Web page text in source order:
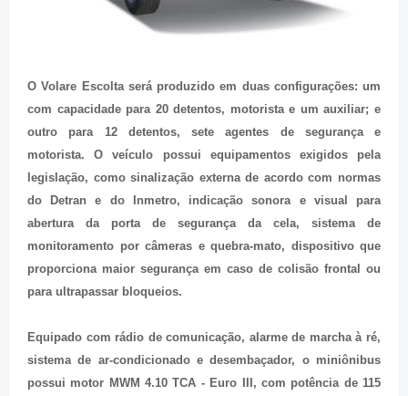
O Volare Escolta será produzido em duas configurações: um
com capacidade para 20 detentos, motorista e um auxiliar; e
outro para 12 detentos, sete agentes de segurança e
motorista. O veículo possui equipamentos exigidos pela
legislação, como sinalização externa de acordo com normas
do Detran e do Inmetro, indicação sonora e visual para
abertura da porta de segurança da cela, sistema de
monitoramento por câmeras e quebra-mato, dispositivo que
proporciona maior segurança em caso de colisão frontal ou
para ultrapassar bloqueios.
Equipado com rádio de comunicação, alarme de marcha à ré,
sistema de ar-condicionado e desembaçador, o miniônibus
possui motor MWM 4.10 TCA - Euro III, com potência de 115